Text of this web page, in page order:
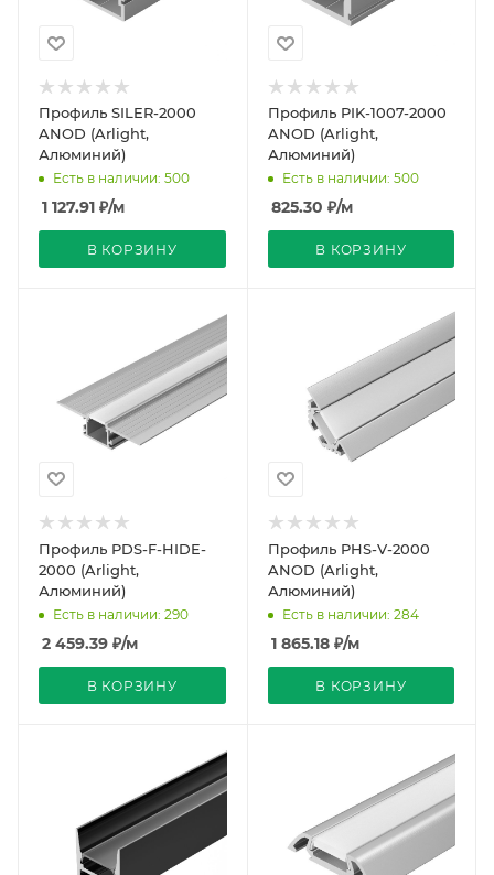
Профиль SILER-2000
ANOD (Arlight,
Алюминий)
Есть в наличии: 500
1 127.91 ₽/м
В КОРЗИНУ
Профиль PIK-1007-2000
ANOD (Arlight,
Алюминий)
Есть в наличии: 500
825.30 ₽/м
В КОРЗИНУ
Профиль PDS-F-HIDE-
2000 (Arlight,
Алюминий)
Есть в наличии: 290
2 459.39 ₽/м
В КОРЗИНУ
Профиль PHS-V-2000
ANOD (Arlight,
Алюминий)
Есть в наличии: 284
1 865.18₽/м
В КОРЗИНУ